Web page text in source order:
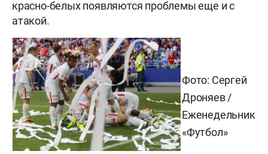
красно-белых появляются проблемы еще и с
атакой.
Фото: Сергей
Дроняев /
Еженедельник
«Футбол»